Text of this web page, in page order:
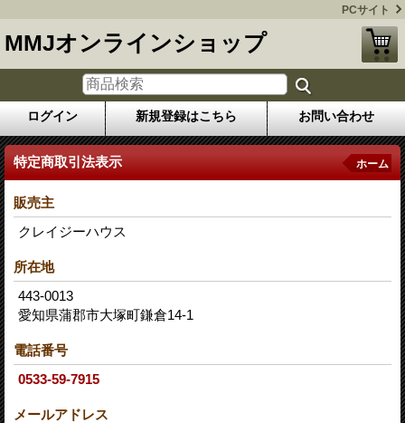
PCサイト
MMJオンラインショップ
ログイン 新規登録はこちら お問い合わせ
特定商取引法表示 ホーム
販売主
クレイジーハウス
所在地
443-0013
愛知県蒲郡市大塚町鎌倉14-1
電話番号
0533-59-7915
メールアドレス